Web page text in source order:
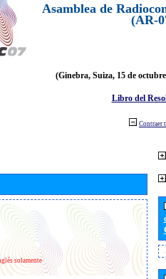
Asamblea de
(AR-
(Ginebra, Suiza, 15 de
Libro del
Contraer
solamente